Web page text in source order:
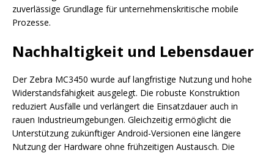
zuverlässige Grundlage für unternehmenskritische mobile
Prozesse.
Nachhaltigkeit und Lebensdauer
Der Zebra MC3450 wurde auf langfristige Nutzung und hohe
Widerstandsfähigkeit ausgelegt. Die robuste Konstruktion
reduziert Ausfälle und verlängert die Einsatzdauer auch in
rauen Industrieumgebungen. Gleichzeitig ermöglicht die
Unterstützung zukünftiger Android-Versionen eine längere
Nutzung der Hardware ohne frühzeitigen Austausch. Die